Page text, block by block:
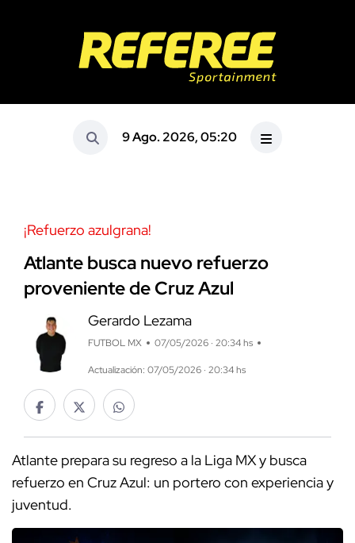
9 Ago. 2026, 05:20
¡Refuerzo azulgrana!
Atlante busca nuevo refuerzo
proveniente de Cruz Azul
Gerardo Lezama
FUTBOL MX 07/05/2026 · 20:34 hs
Actualización: 07/05/2026 · 20:34 hs
Atlante prepara su regreso a la Liga MX y busca
refuerzo en Cruz Azul: un portero con experiencia y
juventud.